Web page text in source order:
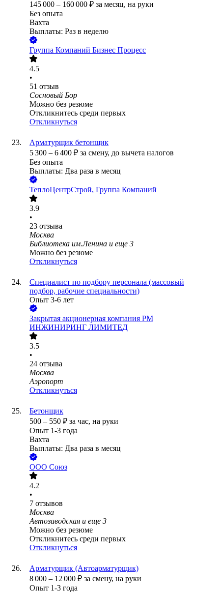
145 000 – 160 000 ₽ за месяц, на руки
Без опыта
Вахта
Выплаты: Раз в неделю
Группа Компаний Бизнес Процесс
4.5
•
51 отзыв
Сосновый Бор
Можно без резюме
Откликнитесь среди первых
Откликнуться
Арматурщик бетонщик
5 300 – 6 400 ₽ за смену, до вычета налогов
Без опыта
Выплаты: Два раза в месяц
ТеплоЦентрСтрой, Группа Компаний
3.9
•
23 отзыва
Москва
Библиотека им.Ленина и еще 3
Можно без резюме
Откликнуться
Специалист по подбору персонала (массовый
подбор, рабочие специальности)
Опыт 3-6 лет
Закрытая акционерная компания РМ
ИНЖИНИРИНГ ЛИМИТЕД
3.5
•
24 отзыва
Москва
Аэропорт
Откликнуться
Бетонщик
500 – 550 ₽ за час, на руки
Опыт 1-3 года
Вахта
Выплаты: Два раза в месяц
ООО Союз
4.2
•
7 отзывов
Москва
Автозаводская и еще 3
Можно без резюме
Откликнитесь среди первых
Откликнуться
Арматурщик (Автоарматурщик)
8 000 – 12 000 ₽ за смену, на руки
Опыт 1-3 года